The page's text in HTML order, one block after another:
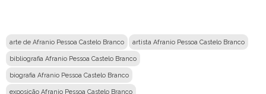
arte de Afranio Pessoa Castelo Branco artista Afranio Pessoa Castelo Branco
bibliografia Afranio Pessoa Castelo Branco
biografia Afranio Pessoa Castelo Branco
exposição Afranio Pessoa Castelo Branco